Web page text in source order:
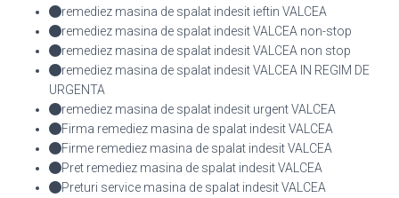
remediez masina de spalat indesit ieftin VALCEA
remediez masina de spalat indesit VALCEA non-stop
remediez masina de spalat indesit VALCEA non stop
remediez masina de spalat indesit VALCEA IN REGIM DE
URGENTA
remediez masina de spalat indesit urgent VALCEA
Firma remediez masina de spalat indesit VALCEA
Firme remediez masina de spalat indesit VALCEA
Pret remediez masina de spalat indesit VALCEA
Preturi service masina de spalat indesit VALCEA